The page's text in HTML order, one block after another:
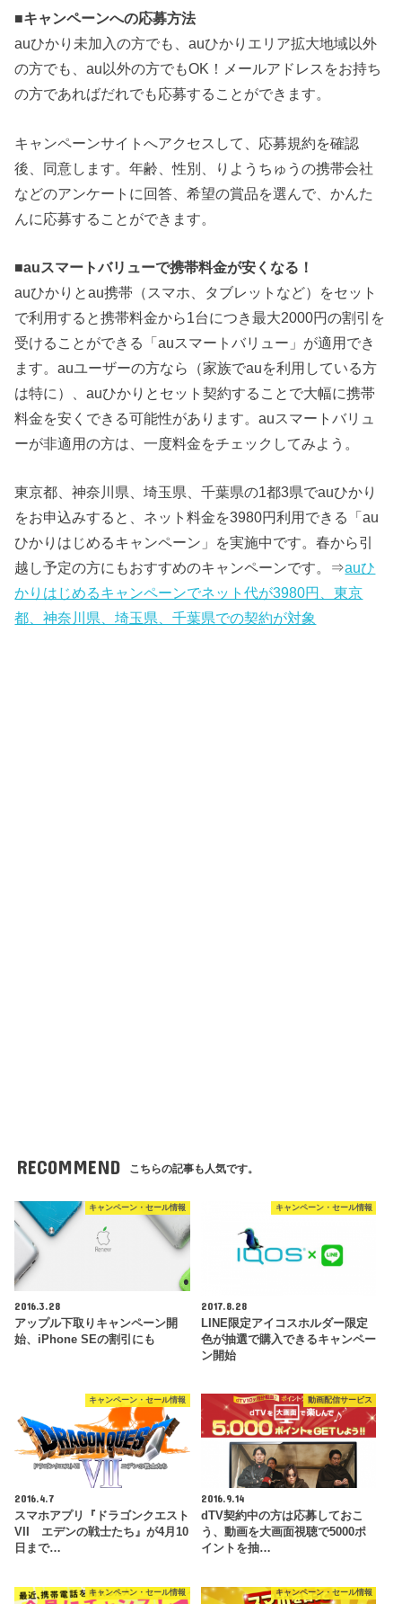
■キャンペーンへの応募方法
auひかり未加入の方でも、auひかりエリア拡大地域以外
の方でも、au以外の方でもOK！メールアドレスをお持ち
の方であればだれでも応募することができます。
キャンペーンサイトへアクセスして、応募規約を確認
後、同意します。年齢、性別、りようちゅうの携帯会社
などのアンケートに回答、希望の賞品を選んで、かんた
んに応募することができます。
■auスマートバリューで携帯料金が安くなる！
auひかりとau携帯（スマホ、タブレットなど）をセット
で利用すると携帯料金から1台につき最大2000円の割引を
受けることができる「auスマートバリュー」が適用でき
ます。auユーザーの方なら（家族でauを利用している方
は特に）、auひかりとセット契約することで大幅に携帯
料金を安くできる可能性があります。auスマートバリュ
ーが非適用の方は、一度料金をチェックしてみよう。
東京都、神奈川県、埼玉県、千葉県の1都3県でauひかり
をお申込みすると、ネット料金を3980円利用できる「au
ひかりはじめるキャンペーン」を実施中です。春から引
越し予定の方にもおすすめのキャンペーンです。⇒auひ
かりはじめるキャンペーンでネット代が3980円、東京
都、神奈川県、埼玉県、千葉県での契約が対象
RECOMMEND こちらの記事も人気です。
キャンペーン・セール情報
2016.3.28
アップル下取りキャンペーン開
始、iPhone SEの割引にも
キャンペーン・セール情報
2017.8.28
LINE限定アイコスホルダー限定
色が抽選で購入できるキャンペー
ン開始
キャンペーン・セール情報
2016.4.7
スマホアプリ『ドラゴンクエスト
VII エデンの戦士たち』が4月10
日まで…
動画配信サービス
2016.9.14
dTV契約中の方は応募しておこ
う、動画を大画面視聴で5000ポ
イントを抽…
キャンペーン・セール情報 キャンペーン・セール情報